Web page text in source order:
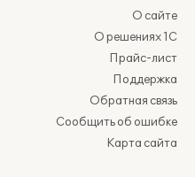
О сайте
О решениях 1С
Прайс-лист
Поддержка
Обратная связь
Сообщить об ошибке
Карта сайта